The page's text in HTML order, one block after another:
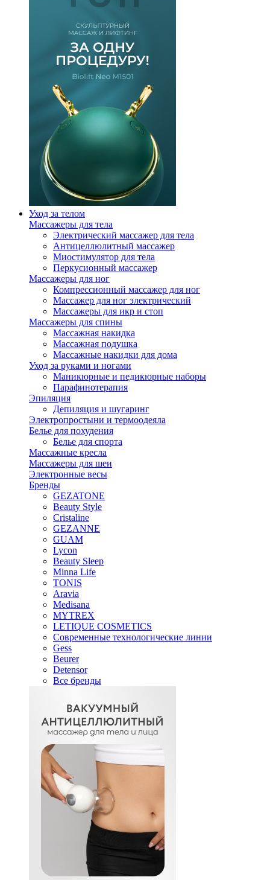
Уход за телом
Массажеры для тела
Электрический массажер для тела
Антицеллюлитный массажер
Миостимулятор для тела
Перкусионный массажер
Массажеры для ног
Компрессионный массажер для ног
Массажер для ног электрический
Массажеры для икр и стоп
Массажеры для спины
Массажная накидка
Массажная подушка
Массажные накидки для дома
Уход за руками и ногами
Маникюрные и педикюрные наборы
Парафинотерапия
Эпиляция
Депиляция и шугаринг
Электропростыни и термоодеяла
Белье для похудения
Белье для спорта
Массажные кресла
Массажеры для шеи
Электронные весы
Бренды
GEZATONE
Beauty Style
Cristaline
GEZANNE
GUAM
Lycon
Beauty Sleep
Minna Life
TONIS
Aravia
Medisana
MYTREX
LETIQUE COSMETICS
Современные технологические линии
Gess
Beurer
Detensor
Все бренды